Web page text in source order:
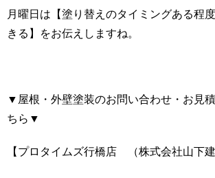
月曜日は【塗り替えのタイミングある程
きる】をお伝えしますね。
▼屋根・外壁塗装のお問い合わせ・お見
ちら▼
【プロタイムズ行橋店 （株式会社山下建